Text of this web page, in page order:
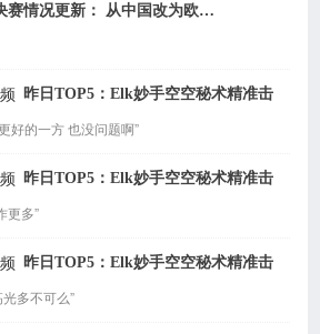
2021英雄联盟全球总决赛情况更新： 从中国改为欧洲举办
昨日TOP5：Elk妙手空空秘术精准击
好的一方 也没问题啊”
昨日TOP5：Elk妙手空空秘术精准击
更多”
昨日TOP5：Elk妙手空空秘术精准击
多不可么”